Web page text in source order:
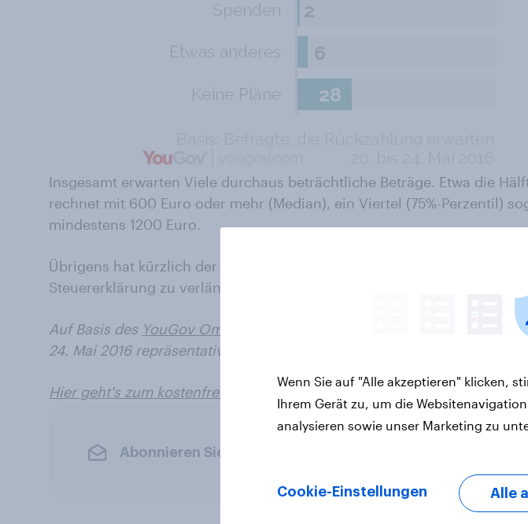
Insgesamt erwarten Viele durchaus beträchtliche Beträge. Etwa die
rechnet mit 600 Euro oder mehr (Median), ein Viertel (75%-Perzentil)
mindestens 1200 Euro.
Übrigens hat kürzlich der Bundestag entschieden, die Frist für die
Steuererklärung zu verlängern.
Auf Basis des YouGov Omnibus
wurden 1211 Personen im Zeitraum vom
24. Mai 2016 repräsentativ befragt.
Hier geht's zum kostenfreien Download der Befragungsergebnisse.
Abonnieren Sie den YouGov-Newsletter
Wenn Sie auf "Alle akzeptieren" klicken,
Ihrem Gerät zu, um die
analysieren sowie unser Marketing zu
Cookie-Einstellungen Alle